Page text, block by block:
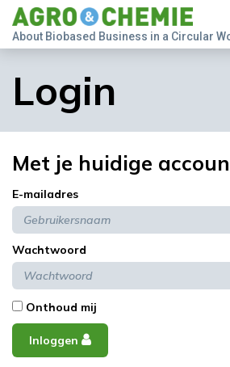
About Biobased Business in a Circular
Login
Met je huidige
E-mailadres
Wachtwoord
Onthoud mij
Inloggen